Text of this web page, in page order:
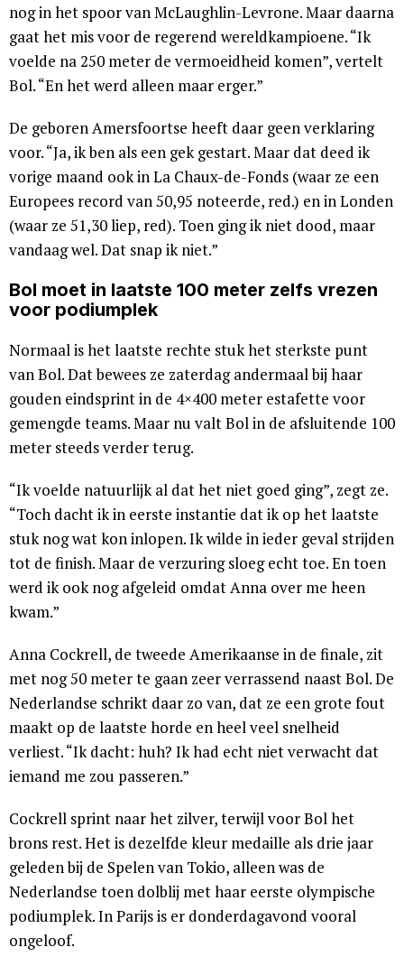
nog in het spoor van McLaughlin-Levrone. Maar daarna
gaat het mis voor de regerend wereldkampioene. “Ik
voelde na 250 meter de vermoeidheid komen”, vertelt
Bol. “En het werd alleen maar erger.”
De geboren Amersfoortse heeft daar geen verklaring
voor. “Ja, ik ben als een gek gestart. Maar dat deed ik
vorige maand ook in La Chaux-de-Fonds (waar ze een
Europees record van 50,95 noteerde, red.) en in Londen
(waar ze 51,30 liep, red). Toen ging ik niet dood, maar
vandaag wel. Dat snap ik niet.”
Bol moet in laatste 100 meter zelfs vrezen
voor podiumplek
Normaal is het laatste rechte stuk het sterkste punt
van Bol. Dat bewees ze zaterdag andermaal bij haar
gouden eindsprint in de 4×400 meter estafette voor
gemengde teams. Maar nu valt Bol in de afsluitende 100
meter steeds verder terug.
“Ik voelde natuurlijk al dat het niet goed ging”, zegt ze.
“Toch dacht ik in eerste instantie dat ik op het laatste
stuk nog wat kon inlopen. Ik wilde in ieder geval strijden
tot de finish. Maar de verzuring sloeg echt toe. En toen
werd ik ook nog afgeleid omdat Anna over me heen
kwam.”
Anna Cockrell, de tweede Amerikaanse in de finale, zit
met nog 50 meter te gaan zeer verrassend naast Bol. De
Nederlandse schrikt daar zo van, dat ze een grote fout
maakt op de laatste horde en heel veel snelheid
verliest. “Ik dacht: huh? Ik had echt niet verwacht dat
iemand me zou passeren.”
Cockrell sprint naar het zilver, terwijl voor Bol het
brons rest. Het is dezelfde kleur medaille als drie jaar
geleden bij de Spelen van Tokio, alleen was de
Nederlandse toen dolblij met haar eerste olympische
podiumplek. In Parijs is er donderdagavond vooral
ongeloof.